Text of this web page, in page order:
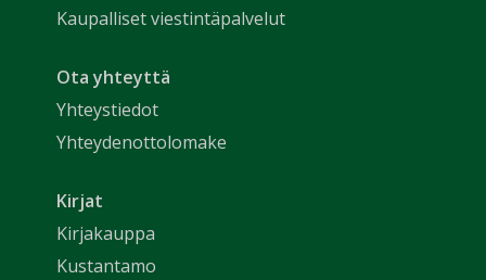
Kaupalliset viestintäpalvelut
Ota yhteyttä
Yhteystiedot
Yhteydenottolomake
Kirjat
Kirjakauppa
Kustantamo